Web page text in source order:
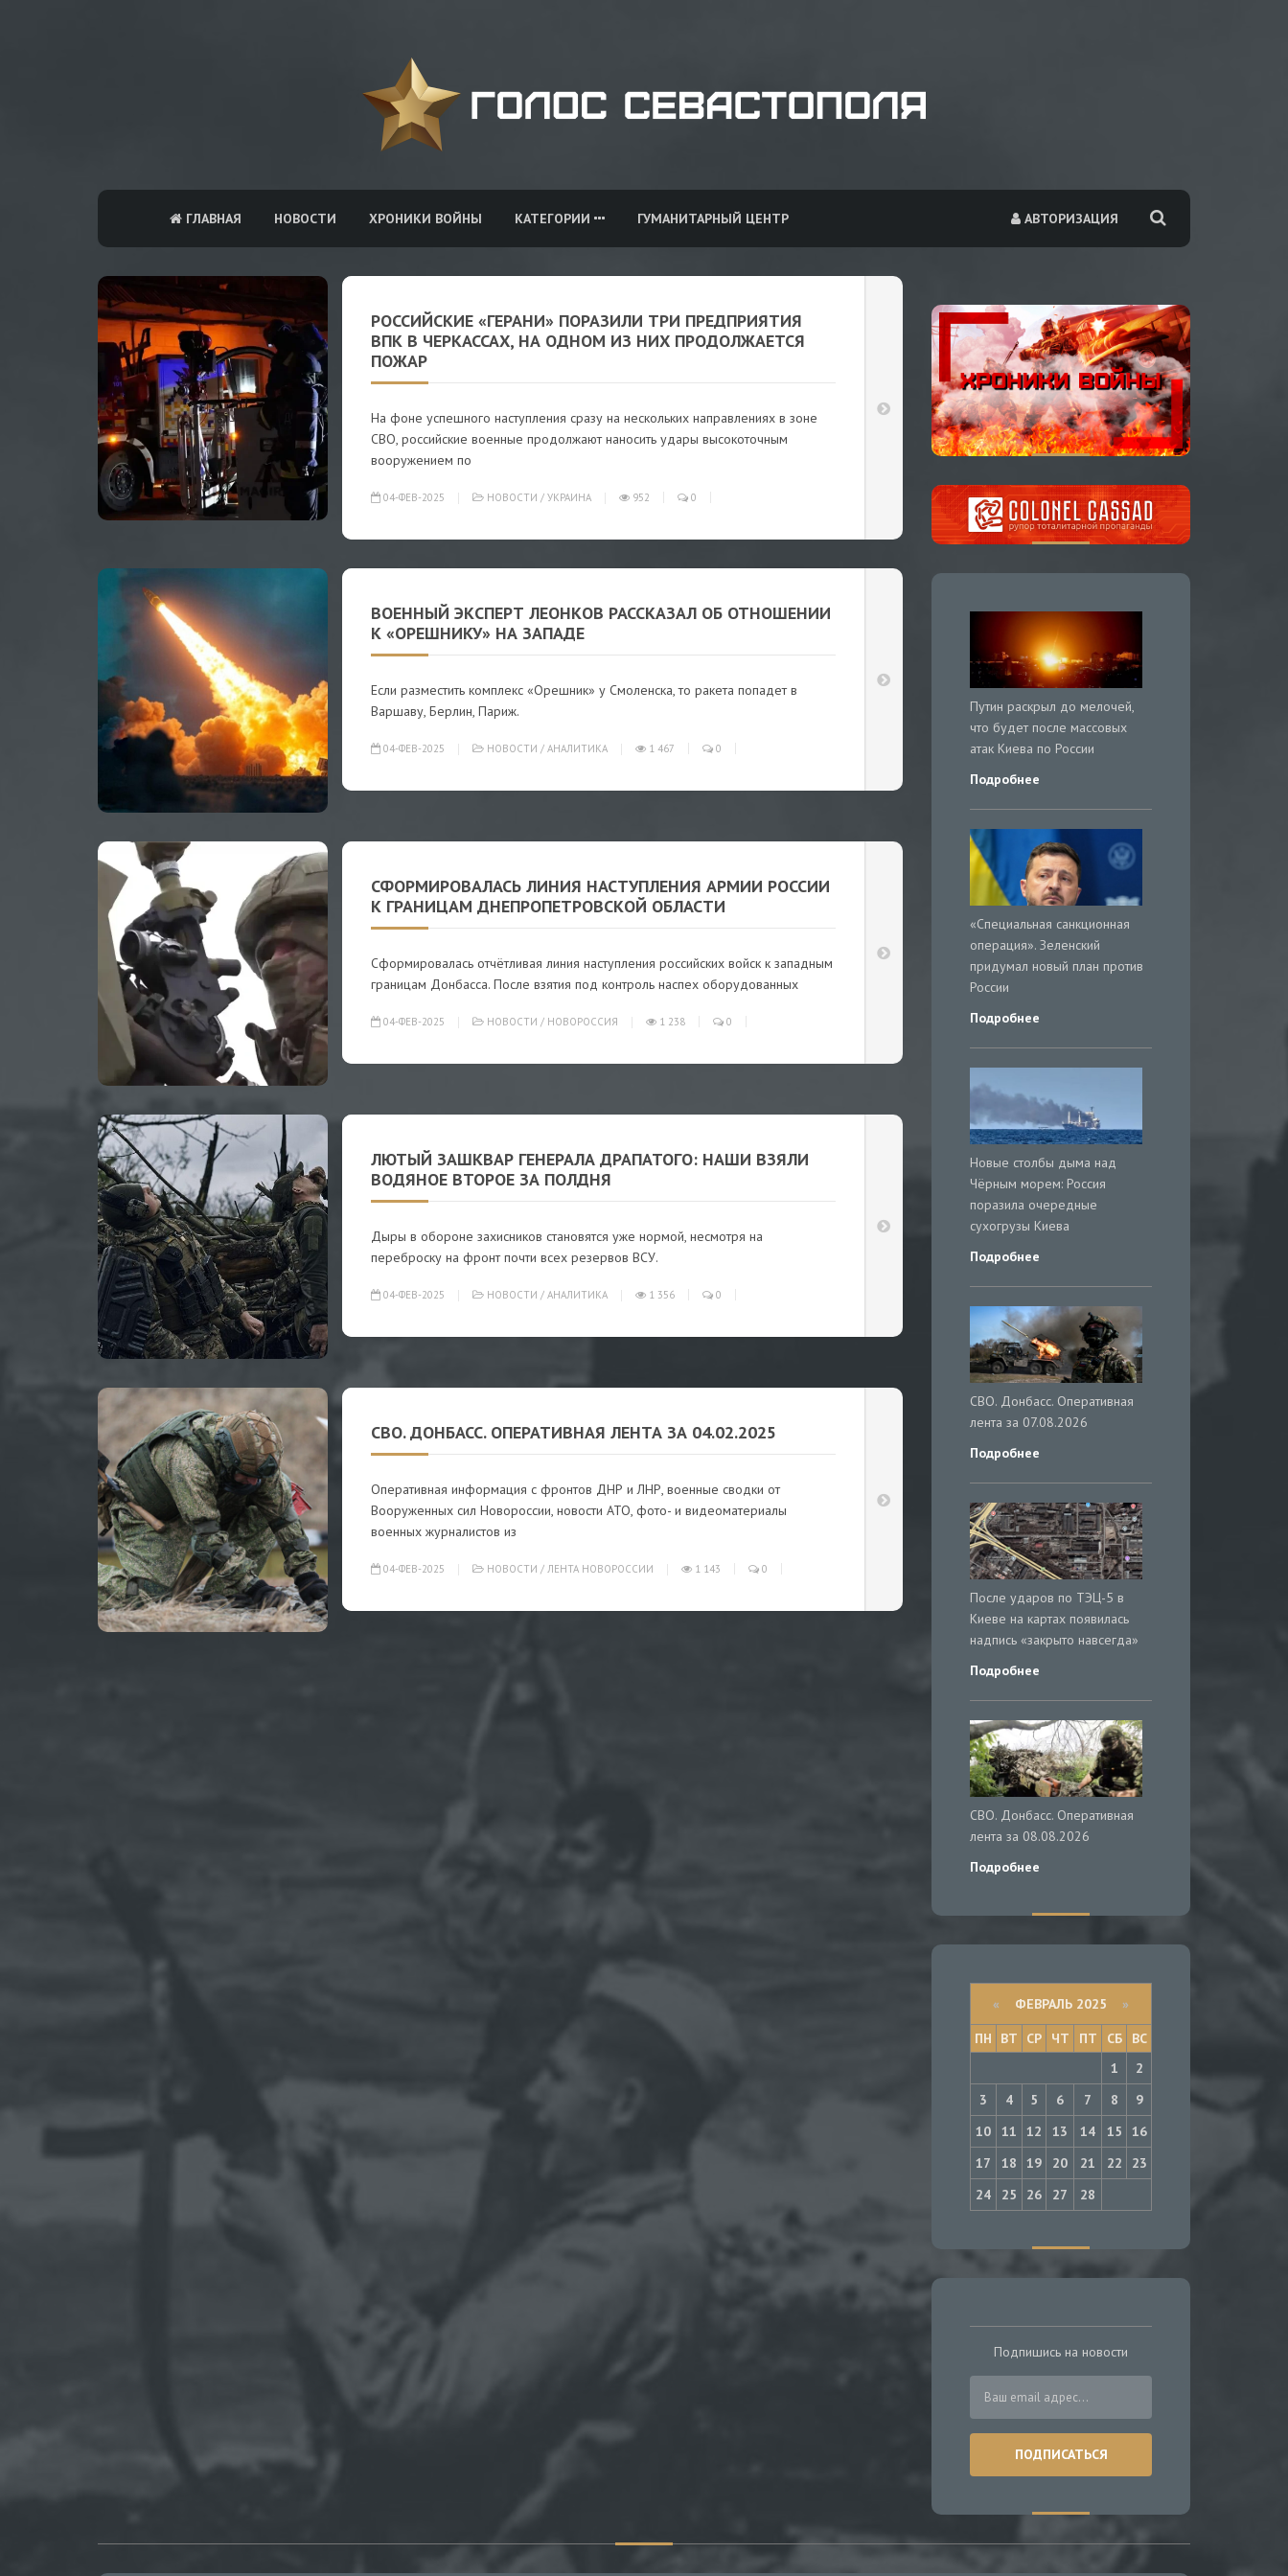
АВТОРИЗАЦИЯ
ГЛАВНАЯ НОВОСТИ ХРОНИКИ ВОЙНЫ КАТЕГОРИИ ГУМАНИТАРНЫЙ ЦЕНТР
РОССИЙСКИЕ «ГЕРАНИ» ПОРАЗИЛИ ТРИ ПРЕДПРИЯТИЯ
ВПК В ЧЕРКАССАХ, НА ОДНОМ ИЗ НИХ ПРОДОЛЖАЕТСЯ
ПОЖАР
На фоне успешного наступления сразу на нескольких направлениях в зоне
СВО, российские военные продолжают наносить удары высокоточным
вооружением по
04-ФЕВ-2025 НОВОСТИ / УКРАИНА 952 0
ВОЕННЫЙ ЭКСПЕРТ ЛЕОНКОВ РАССКАЗАЛ ОБ ОТНОШЕНИИ
К «ОРЕШНИКУ» НА ЗАПАДЕ
Если разместить комплекс «Орешник» у Смоленска, то ракета попадет в
Варшаву, Берлин, Париж.
04-ФЕВ-2025 НОВОСТИ / АНАЛИТИКА 1 467 0
СФОРМИРОВАЛАСЬ ЛИНИЯ НАСТУПЛЕНИЯ АРМИИ РОССИИ
К ГРАНИЦАМ ДНЕПРОПЕТРОВСКОЙ ОБЛАСТИ
Сформировалась отчётливая линия наступления российских войск к западным
границам Донбасса. После взятия под контроль наспех оборудованных
04-ФЕВ-2025 НОВОСТИ / НОВОРОССИЯ 1 238 0
ЛЮТЫЙ ЗАШКВАР ГЕНЕРАЛА ДРАПАТОГО: НАШИ ВЗЯЛИ
ВОДЯНОЕ ВТОРОЕ ЗА ПОЛДНЯ
Дыры в обороне захисников становятся уже нормой, несмотря на
переброску на фронт почти всех резервов ВСУ.
04-ФЕВ-2025 НОВОСТИ / АНАЛИТИКА 1 356 0
СВО. ДОНБАСС. ОПЕРАТИВНАЯ ЛЕНТА ЗА 04.02.2025
Оперативная информация с фронтов ДНР и ЛНР, военные сводки от
Вооруженных сил Новороссии, новости АТО, фото- и видеоматериалы
военных журналистов из
04-ФЕВ-2025 НОВОСТИ / ЛЕНТА НОВОРОССИИ 1 143 0
Путин раскрыл до мелочей,
что будет после массовых
атак Киева по России
Подробнее
«Специальная санкционная
операция». Зеленский
придумал новый план против
России
Подробнее
Новые столбы дыма над
Чёрным морем: Россия
поразила очередные
сухогрузы Киева
Подробнее
СВО. Донбасс. Оперативная
лента за 07.08.2026
Подробнее
После ударов по ТЭЦ-5 в
Киеве на картах появилась
надпись «закрыто навсегда»
Подробнее
СВО. Донбасс. Оперативная
лента за 08.08.2026
Подробнее
« ФЕВРАЛЬ 2025 »
ПН
ВТ СР ЧТ ПТ СБ
ВС
1
2
3
4 5 6 7 8
9
10
11 12 13 14 15
16
17
18 19 20 21 22
23
24
25 26 27 28
Подпишись на новости